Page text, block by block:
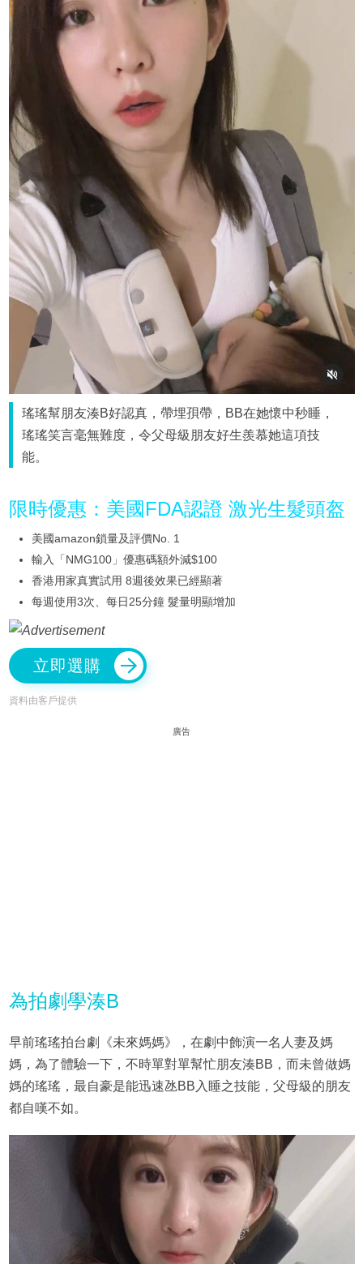
瑤瑤幫朋友湊B好認真，帶埋孭帶，BB在她懷中秒睡，
瑤瑤笑言毫無難度，令父母級朋友好生羨慕她這項技
能。
限時優惠：美國FDA認證 激光生髮頭盔
美國amazon鎖量及評價No. 1
輸入「NMG100」優惠碼額外減$100
香港用家真實試用 8週後效果已經顯著
每週使用3次、每日25分鐘 髮量明顯增加
立即選購
資料由客戶提供
廣告
為拍劇學湊B
早前瑤瑤拍台劇《未來媽媽》，在劇中飾演一名人妻及媽
媽，為了體驗一下，不時單對單幫忙朋友湊BB，而未曾做媽
媽的瑤瑤，最自豪是能迅速氹BB入睡之技能，父母級的朋友
都自嘆不如。